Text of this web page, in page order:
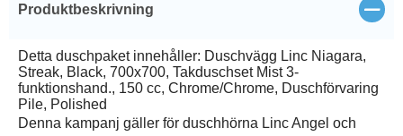
Produktbeskrivning Stäng
Detta duschpaket innehåller: Duschvägg Linc Niagara,
Streak, Black, 700x700, Takduschset Mist 3-
funktionshand., 150 cc, Chrome/Chrome, Duschförvaring
Pile, Polished
Denna kampanj gäller för duschhörna Linc Angel och